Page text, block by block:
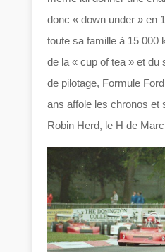
donc « down under » en
toute sa famille à 15 000
de la « cup of tea » et du
de pilotage, Formule
ans affole les chronos et
Robin Herd, le H de